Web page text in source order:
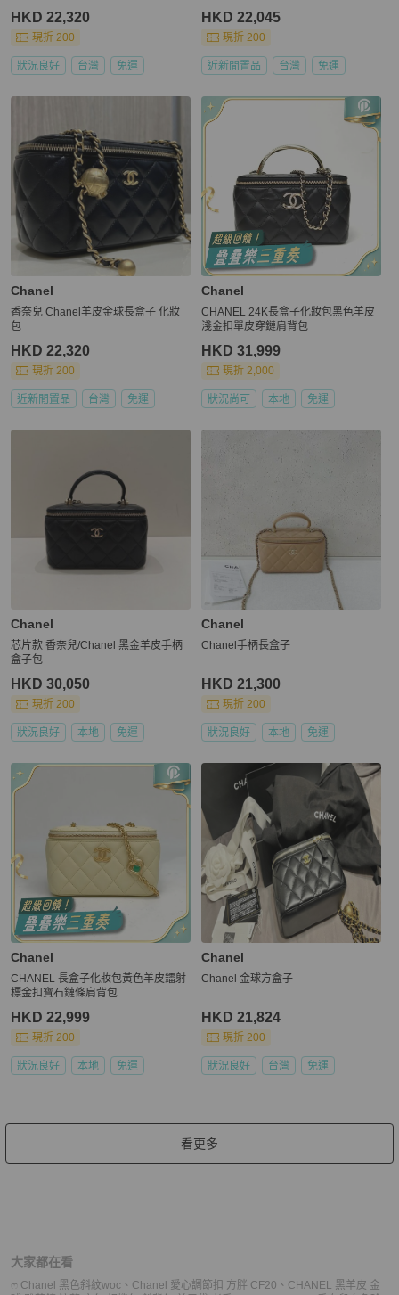
HKD 22,320
現折 200
狀況良好 台灣 免運
HKD 22,045
現折 200
近新閒置品 台灣 免運
Chanel
香奈兒 Chanel羊皮金球長盒子 化妝
包
HKD 22,320
現折 200
近新閒置品 台灣 免運
Chanel
CHANEL 24K長盒子化妝包黑色羊皮
淺金扣單皮穿鏈肩背包
HKD 31,999
現折 2,000
狀況尚可 本地 免運
Chanel
芯片款 香奈兒/Chanel 黑金羊皮手柄
盒子包
HKD 30,050
現折 200
狀況良好 本地 免運
Chanel
Chanel手柄長盒子
HKD 21,300
現折 200
狀況良好 本地 免運
Chanel
CHANEL 長盒子化妝包黃色羊皮鐳射
標金扣寶石鏈條肩背包
HKD 22,999
現折 200
狀況良好 本地 免運
Chanel
Chanel 金球方盒子
HKD 21,824
現折 200
狀況良好 台灣 免運
看更多
大家都在看
ෆ Chanel 黑色斜紋woc 、 Chanel 愛心調節扣 方胖 CF20 、 CHANEL 黑羊皮 金